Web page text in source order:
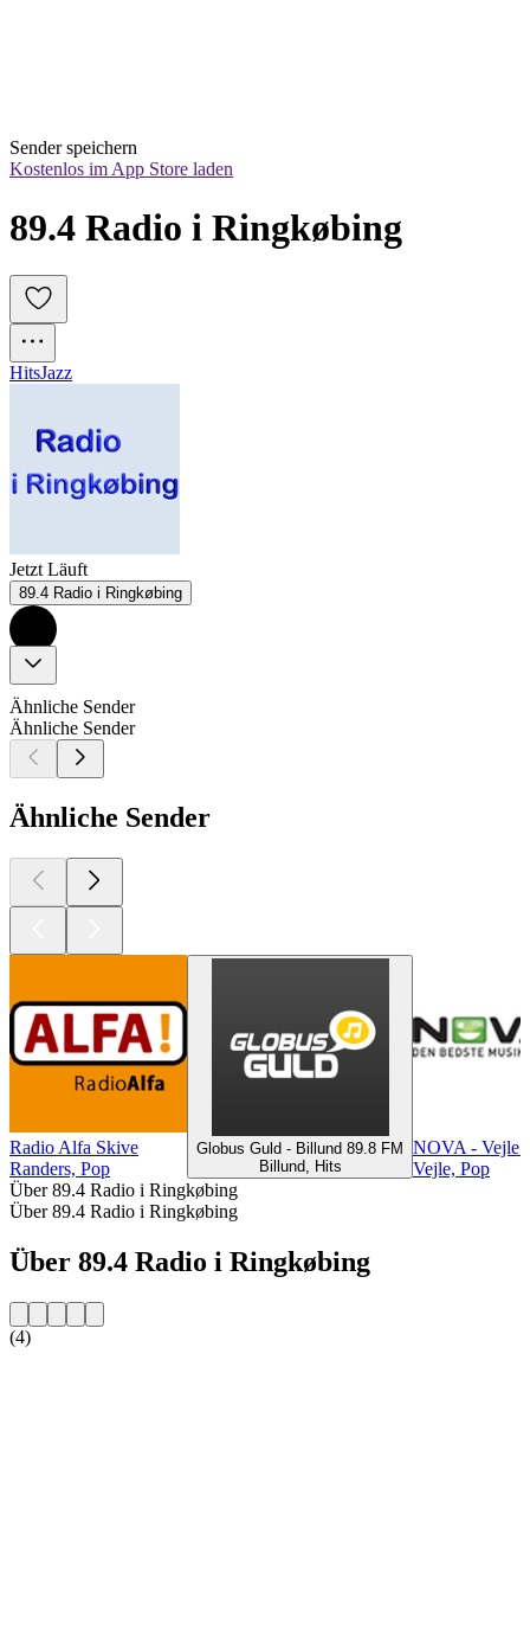
Sender speichern
Kostenlos im App Store laden
89.4 Radio i Ringkøbing
HitsJazz
Jetzt Läuft
89.4 Radio i Ringkøbing
Ähnliche Sender
Ähnliche Sender
Ähnliche Sender
Radio Alfa Skive
Randers, Pop
Globus Guld - Billund 89.8 FM
Billund, Hits
NOVA - Vejle
Vejle, Pop
Über 89.4 Radio i Ringkøbing
Über 89.4 Radio i Ringkøbing
Über 89.4 Radio i Ringkøbing
(4)